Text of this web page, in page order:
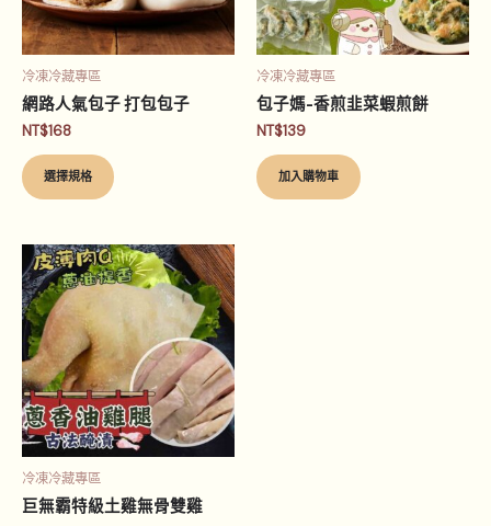
冷凍冷藏專區
網路人氣包子 打包包子
NT$168
選擇規格
款
式。
在
產
頁
擇
選
冷凍冷藏專區
包子媽-香煎韭菜蝦煎餅
NT$139
加入購物車
冷凍冷藏專區
巨無霸特級土雞無骨雙雞
此
產
有
多
種
款
式。
在
產